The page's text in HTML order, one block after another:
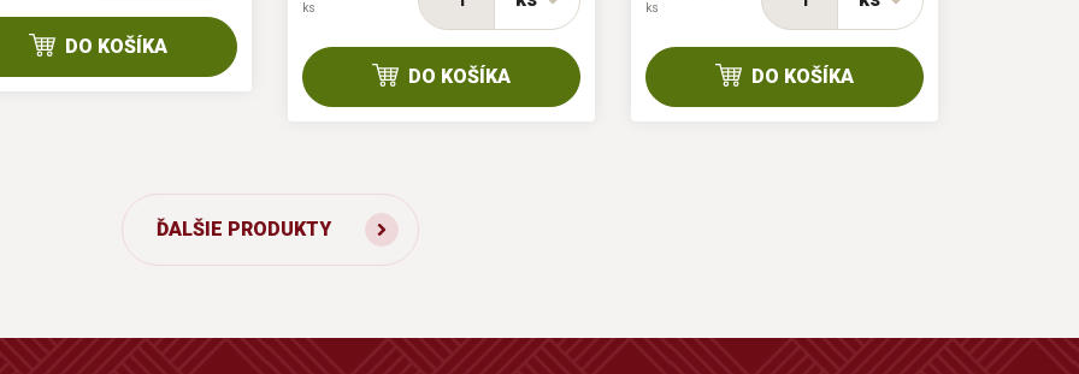
DO KOŠÍKA
ks
DO KOŠÍKA
ks
DO KOŠÍKA
ĎALŠIE PRODUKTY